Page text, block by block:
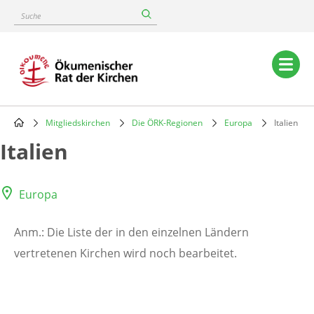
content
Suche
Main
navigation
Breadcrumb
Mitgliedskirchen Die ÖRK-Regionen Europa Italien
Italien
Europa
Anm.: Die Liste der in den einzelnen Ländern
vertretenen Kirchen wird noch bearbeitet.